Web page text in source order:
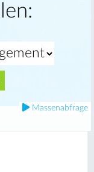
Massenabfrage